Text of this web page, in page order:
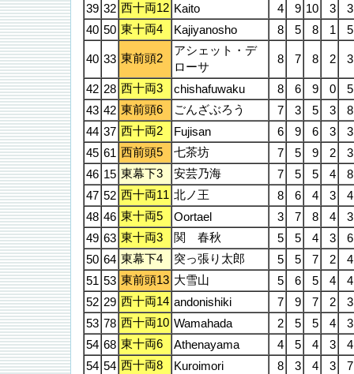
39 32 西十両12 Kaito 4 9 10 3
3
40 50 東十両4 Kajiyanosho 8 5 8 1 5
40 33 東前頭2
アシェット・デ
ローサ
8 7 8 2 3
42 28 西十両3 chishafuwaku 8 6 9 0
5
43 42 東前頭6 ごんざぶろう 7 3 5 3
8
44 37 西十両2 Fujisan 6 9 6 3
3
45 61 西前頭5 七茶坊 7 5 9 2
3
46 15 東幕下3 安芸乃海 7 5 5 4
8
47 52 西十両11 北ノ王 8 6 4 3
4
48 46 東十両5 Oortael 3 7 8 4
3
49 63 東十両3 関 春秋 5 5 4 3
6
50 64 東幕下4 突っ張り太郎 5 5 7 2
4
51 53 東前頭13 大雪山 5 6 5 4
4
52 29 西十両14 andonishiki 7 9 7 2
3
53 78 西十両10 Wamahada 2 5 5 4
3
54 68 東十両6 Athenayama 4 5 4 3
4
54 54 西十両8 Kuroimori 8 3 4 3
7